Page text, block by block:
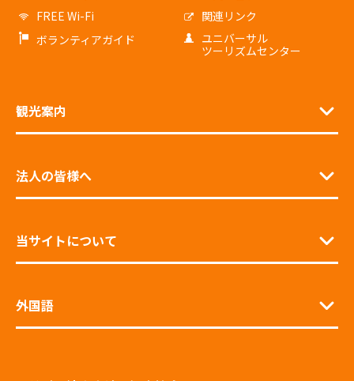
FREE Wi-Fi
関連リンク
ボランティアガイド
ユニバーサル
ツーリズムセンター
観光案内
法人の皆様へ
当サイトについて
外国語